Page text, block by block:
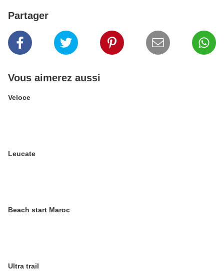
Partager
Vous aimerez aussi
Veloce
Leucate
Beach start Maroc
Ultra trail